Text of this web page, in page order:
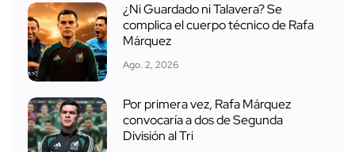
¿Ni Guardado ni Talavera? Se
complica el cuerpo técnico de Rafa
Márquez
Ago. 2, 2026
Por primera vez, Rafa Márquez
convocaría a dos de Segunda
División al Tri